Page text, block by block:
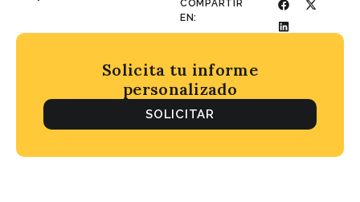
COMPARTIR
EN:
Solicita tu informe
personalizado
SOLICITAR